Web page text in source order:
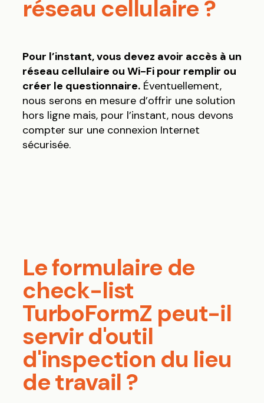
réseau cellulaire ?
Pour l’instant, vous devez avoir accès à un
réseau cellulaire ou Wi-Fi pour remplir ou
créer le questionnaire.Éventuellement,
nous serons en mesure d’offrir une solution
hors ligne mais, pour l’instant, nous devons
compter sur une connexion Internet
sécurisée.
Le formulaire de
check-list
TurboFormZ peut-il
servir d'outil
d'inspection du lieu
de travail ?